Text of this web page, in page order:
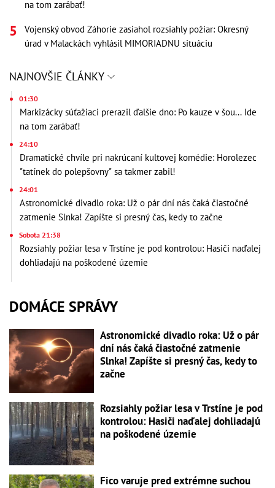
na tom zarábať!
Vojenský obvod Záhorie zasiahol rozsiahly požiar: Okresný
úrad v Malackách vyhlásil MIMORIADNU situáciu
NAJNOVŠIE ČLÁNKY
01:30
Markizácky súťažiaci prerazil ďalšie dno: Po kauze v šou... Ide
na tom zarábať!
24:10
Dramatické chvíle pri nakrúcaní kultovej komédie: Horolezec
"tatínek do polepšovny" sa takmer zabil!
24:01
Astronomické divadlo roka: Už o pár dní nás čaká čiastočné
zatmenie Slnka! Zapíšte si presný čas, kedy to začne
Sobota 21:38
Rozsiahly požiar lesa v Trstíne je pod kontrolou: Hasiči naďalej
dohliadajú na poškodené územie
DOMÁCE SPRÁVY
Astronomické divadlo roka: Už o pár
dní nás čaká čiastočné zatmenie
Slnka! Zapíšte si presný čas, kedy to
začne
Rozsiahly požiar lesa v Trstíne je pod
kontrolou: Hasiči naďalej dohliadajú
na poškodené územie
Fico varuje pred extrémne suchou